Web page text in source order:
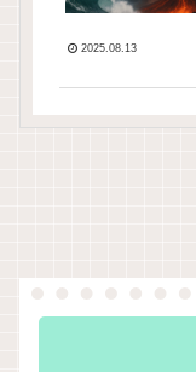
2025.08.13